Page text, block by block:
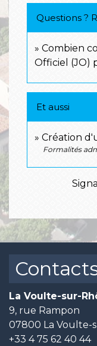
Questions ?
Combien
Officiel (JO)
Et aussi
Création
Formalités
La Voulte-sur-
9, rue Rampon
07800 La Voulte-
+33 4 75 62 40 44